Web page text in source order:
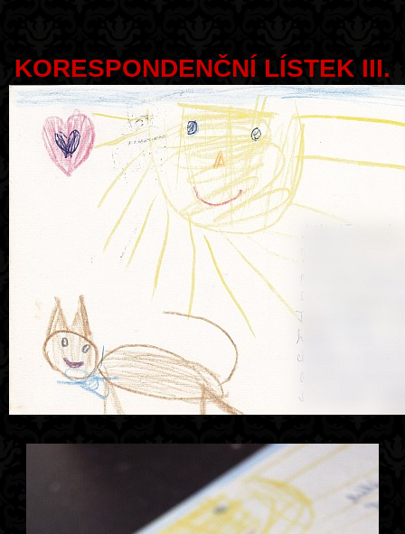
KORESPONDENČNÍ LÍSTEK III.